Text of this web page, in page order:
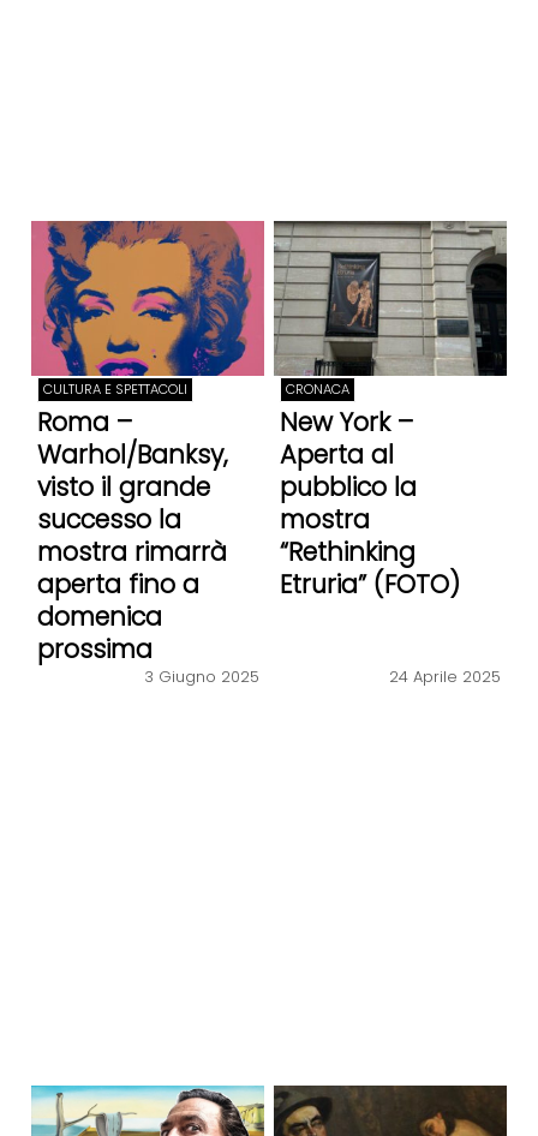
CULTURA E SPETTACOLI
Roma –
Warhol/Banksy,
visto il grande
successo la
mostra rimarrà
aperta fino a
domenica
prossima
3 Giugno 2025
CRONACA
New York –
Aperta al
pubblico la
mostra
“Rethinking
Etruria” (FOTO)
24 Aprile 2025